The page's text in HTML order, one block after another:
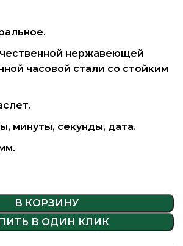
нержавеющей
часовой стали со стойким
минуты, секунды, дата.
В КОРЗИНУ
В ОДИН КЛИК